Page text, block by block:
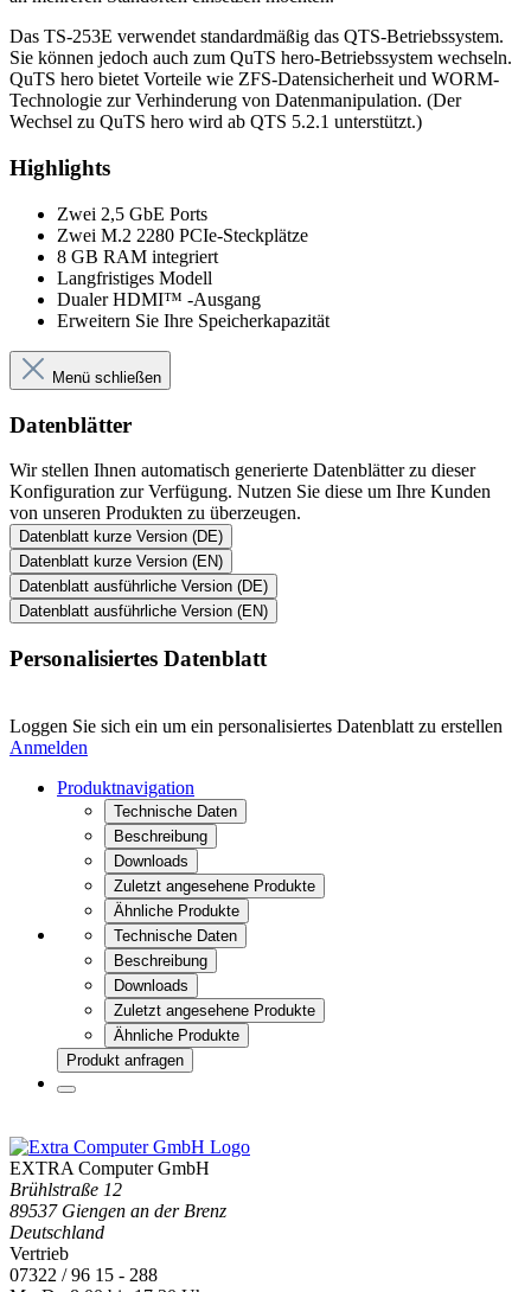
Dualer HDMI™ -Ausgang
Erweitern Sie Ihre Speicherkapazität
Menü schließen
Datenblätter
Wir stellen Ihnen automatisch generierte Datenblätter zu dieser
von unseren Produkten zu überzeugen.
Datenblatt kurze Version (DE)
Datenblatt kurze Version (EN)
Datenblatt ausführliche Version (DE)
Datenblatt ausführliche Version (EN)
Personalisiertes Datenblatt
Loggen Sie sich ein um ein personalisiertes Datenblatt zu erstellen
Produktnavigation
Technische Daten
Beschreibung
Downloads
Zuletzt angesehene Produkte
Ähnliche Produkte
Beschreibung
Zuletzt angesehene Produkte
Ähnliche Produkte
EXTRA Computer GmbH
Brühlstraße 12
89537 Giengen an der Brenz
Deutschland
07322 / 96 15 - 288
Mo-Do 8:00 bis 17:30 Uhr
und Fr 8:00 bis 16:00 Uhr
Service
07322 / 96 15 - 440
Mo-Fr 9:00 bis 12:00 Uhr
07322/ 96 15 - 400
Mo-Fr 8:30 Uhr bis 17:00 Uhr
Social Media
Schnellauswahl